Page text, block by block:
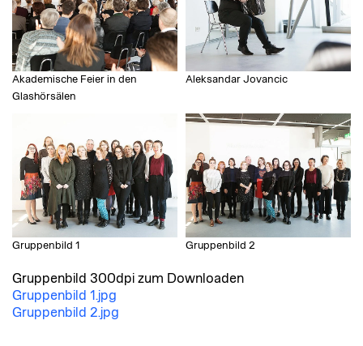
Akademische Feier in den
Glashörsälen
Aleksandar Jovancic
Gruppenbild 1 Gruppenbild 2
Gruppenbild 300dpi zum Downloaden
Gruppenbild 1.jpg
Gruppenbild 2.jpg